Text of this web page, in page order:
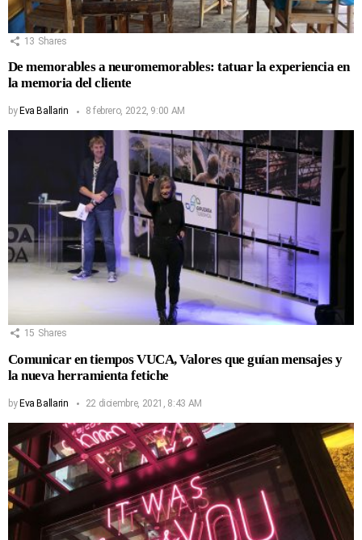
13 Shares
De memorables a neuromemorables: tatuar la experiencia en
la memoria del cliente
by Eva Ballarin 8 febrero, 2022, 9:00 AM
15 Shares
Comunicar en tiempos VUCA, Valores que guían mensajes y
la nueva herramienta fetiche
by Eva Ballarin 22 diciembre, 2021, 8:43 AM